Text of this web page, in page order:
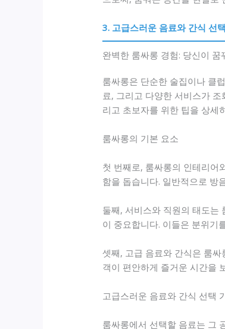
3. 고급스러운 음료와 간식 선
완벽한 룸싸롱 경험: 당신이 꿈
룸싸롱은 단순한 술집이나 클
료, 그리고 다양한 서비스가
리고 초보자를 위한 팁을 상세
룸싸롱의 기본 요소
첫 번째로, 룸싸롱의 인테리어
함을 돕습니다. 일반적으로 방
둘째, 서비스와 직원의 태도는
이 중요합니다. 이들은 분위기
셋째, 고급 음료와 간식은 룸
객이 편안하게 즐거운 시간을
고급스러운 음료와 간식 선택
룸싸롱에서 선택할 음료는 그